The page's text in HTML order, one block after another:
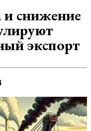
и снижение
экспорт